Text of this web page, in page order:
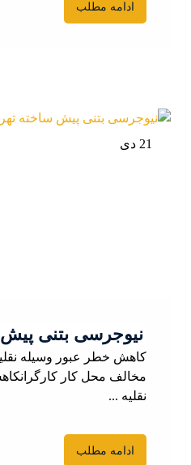
ادامه مطلب
21 دی
نیوجرسی بتنی
کاهش خطر عبور وسیله
مخالف محل کار
نقلیه ...
ادامه مطلب